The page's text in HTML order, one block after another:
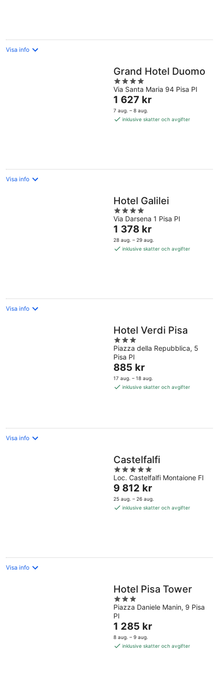
Visa info
Grand Hotel Duomo
4
out
of
5
Via Santa Maria 94 Pisa PI
Priset
är
1 627 kr
1 627 kr
7 aug. – 8 aug.
inklusive skatter och avgifter
Visa info
Hotel Galilei
4
out
of
5
Via Darsena 1 Pisa PI
Priset
är
1 378 kr
1 378 kr
28 aug. – 29 aug.
inklusive skatter och avgifter
Visa info
Hotel Verdi Pisa
3
out
of
5
Piazza della Repubblica, 5
Pisa PI
Priset
är
885 kr
885 kr
17 aug. – 18 aug.
inklusive skatter och avgifter
Visa info
Castelfalfi
5
out
of
5
Loc. Castelfalfi Montaione FI
Priset
är
9 812 kr
9 812 kr
25 aug. – 26 aug.
inklusive skatter och avgifter
Visa info
Hotel Pisa Tower
3
out
of
5
Piazza Daniele Manin, 9 Pisa
PI
Priset
är
1 285 kr
1 285 kr
8 aug. – 9 aug.
inklusive skatter och avgifter